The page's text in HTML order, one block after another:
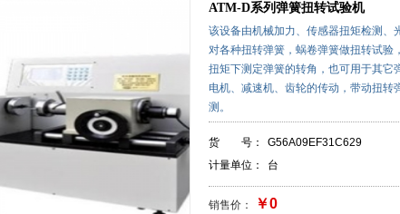
ATM-D系列弹簧扭转试验机
该设备由机械加力、传感器扭矩检测、
对各种扭转弹簧，蜗卷弹簧做扭转试验
扭矩下测定弹簧的转角，也可用于其它
电机、减速机、齿轮的传动，带动扭
测。
货 号： G56A09EF31C629
计量单位：
台
销售价： ￥0